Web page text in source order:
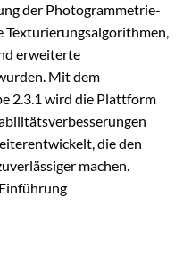
der Photogrammetrie-
erweiterte
Mit dem
2.3.1 wird die Plattform
die den
machen.